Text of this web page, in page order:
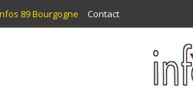
89 Bourgogne Contact